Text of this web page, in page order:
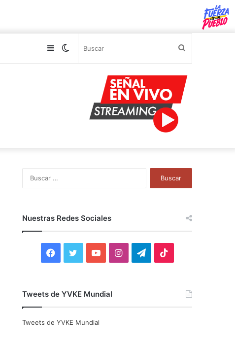
Switch
Sidebar
Nuestras Redes Sociales
F
c
i
Y
u
I
T
Tweets de YVKE Mundial
Tweets de YVKE Mundial